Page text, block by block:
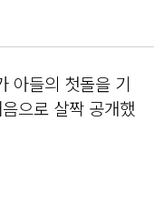
아들의 첫돌을 기
으로 살짝 공개했